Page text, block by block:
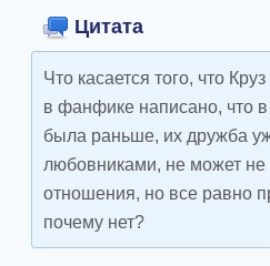
Цитата
Что касается того, что
в фанфике написано, что в
была раньше, их дружба
любовниками, не может не
отношения, но все равно
почему нет?